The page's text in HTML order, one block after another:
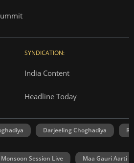
SYNDICATION:
India Content
Headline Today
Darjeeling Choghadiya
Session Live Maa Gauri Aarti